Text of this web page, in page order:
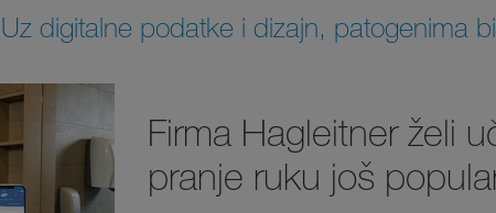
digitalne podatke i dizajn, patogenima
Firma Hagleitner želi
pranje ruku još